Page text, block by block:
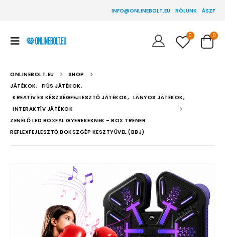
INFO@ONLINEBOLT.EU RÓLUNK ÁSZF
0 0
ONLINEBOLT.EU
SHOP
JÁTÉKOK, FIÚS JÁTÉKOK,
KREATÍV ÉS KÉSZSÉGFEJLESZTŐ JÁTÉKOK, LÁNYOS JÁTÉKOK,
INTERAKTÍV JÁTÉKOK
ZENÉLŐ LED BOXFAL GYEREKEKNEK – BOX TRÉNER
REFLEXFEJLESZTŐ BOKSZGÉP KESZTYŰVEL (BBJ)